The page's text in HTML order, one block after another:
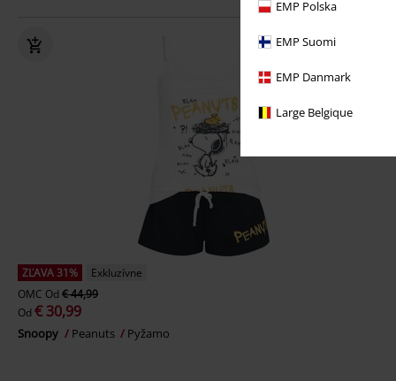
EMP Polska
EMP Suomi
EMP Danmark
Large Belgique
ZĽAVA 31%
Exkluzívne
OMC Od € 44,99
Od € 30,99
Snoopy Peanuts Pyžamo